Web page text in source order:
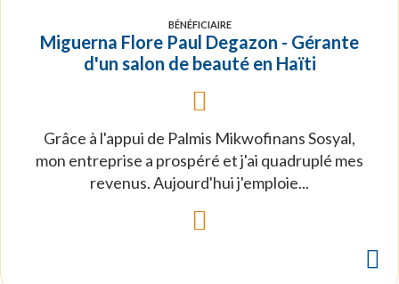
BÉNÉFICIAIRE
Miguerna Flore Paul Degazon - Gérante
d'un salon de beauté en Haïti
Grâce à l'appui de Palmis Mikwofinans Sosyal,
mon entreprise a prospéré et j'ai quadruplé mes
revenus. Aujourd'hui j'emploie...